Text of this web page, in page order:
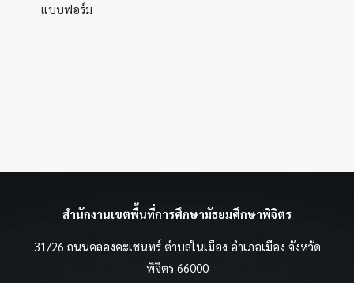
แบบฟอร์ม
สำนักงานเขตพื้นที่การศึกษามัธยมศึกษาพิจิตร
31/26 ถนนคลองคะเชนทร์ ตำบลในเมือง อำเภอเมือง จังหวัด
พิจิตร 66000